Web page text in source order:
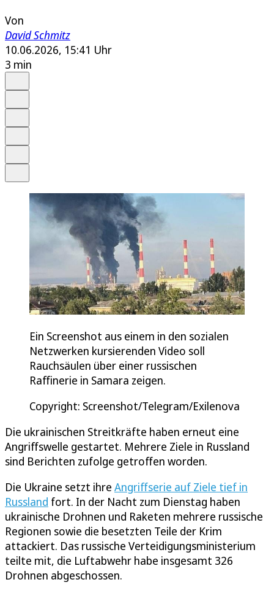
Von
David Schmitz
10.06.2026, 15:41 Uhr
3 min
Ein Screenshot aus einem in den sozialen
Netzwerken kursierenden Video soll
Rauchsäulen über einer russischen
Raffinerie in Samara zeigen.
Copyright: Screenshot/Telegram/Exilenova
Die ukrainischen Streitkräfte haben erneut eine
Angriffswelle gestartet. Mehrere Ziele in Russland
sind Berichten zufolge getroffen worden.
Die Ukraine setzt ihre Angriffserie auf Ziele tief in
Russland fort. In der Nacht zum Dienstag haben
ukrainische Drohnen und Raketen mehrere russische
Regionen sowie die besetzten Teile der Krim
attackiert. Das russische Verteidigungsministerium
teilte mit, die Luftabwehr habe insgesamt 326
Drohnen abgeschossen.